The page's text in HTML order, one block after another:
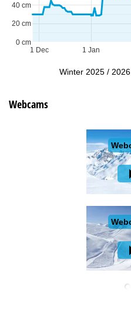
1 Dec 1 Jan
0 cm
20 cm
40 cm
Winter 2025 / 2026
Webcams